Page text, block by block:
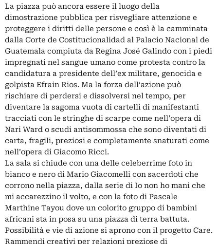
La piazza può ancora essere il luogo della
dimostrazione pubblica per risvegliare attenzione e
proteggere i diritti delle persone e così è la camminata
dalla Corte de Costitucionalidad al Palacio Nacional de
Guatemala compiuta da Regina José Galindo con i piedi
impregnati nel sangue umano come protesta contro la
candidatura a presidente dell’ex militare, genocida e
golpista Efrain Rios. Ma la forza dell’azione può
rischiare di perdersi e dissolversi nel tempo, per
diventare la sagoma vuota di cartelli di manifestanti
tracciati con le stringhe di scarpe come nell’opera di
Nari Ward o scudi antisommossa che sono diventati di
carta, fragili, preziosi e completamente snaturati come
nell’opera di Giacomo Ricci.
La sala si chiude con una delle celeberrime foto in
bianco e nero di Mario Giacomelli con sacerdoti che
corrono nella piazza, dalla serie di Io non ho mani che
mi accarezzino il volto, e con la foto di Pascale
Marthine Tayou dove un colorito gruppo di bambini
africani sta in posa su una piazza di terra battuta.
Possibilità e vie di azione si aprono con il progetto Care.
Rammendi creativi per relazioni preziose di